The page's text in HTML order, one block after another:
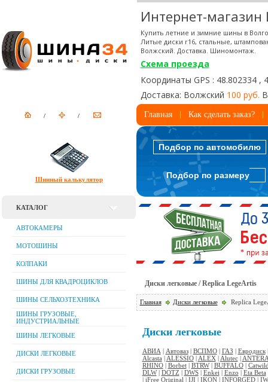
Интернет-
Купить летние и зимние шины в
Литые диски r16, стальные,
Волжский. Доставка. Шиномонтаж.
Схема проезда
Координаты GPS : 48.802334 ,
Доставка: Волжский 100 руб.
Главная Как сделать заказ?
Шинный калькулятор
КАТАЛОГ
АВТОКАМЕРЫ
МОТОШИНЫ
КОЛПАКИ
ШИНЫ ДЛЯ КВАДРОЦИКЛОВ
ШИНЫ СЕЛЬХОЗТЕХНИКА
ШИНЫ ГРУЗОВЫЕ,
ИНДУСТРИАЛЬНЫЕ
ШИНЫ ЛЕГКОВЫЕ
ДИСКИ ЛЕГКОВЫЕ
ДИСКИ ГРУЗОВЫЕ
Подбор по автомобилю
Подбор по размеру
Диски легковые / Replica LegeArtis
Главная Диски легковые Replica
Диски легковые
АВИА | Автоваз| ВСПМО| ГАЗ | Евродиск
Alcasta | ALESSIO| ALEX | Alutec| ANTERA
RHINO| Borbet| BTRW| BUFFALO|
DLW| DOTZ | DWS| Enkei | Enzo | Eta Beta
| iFree Original | IJI | IKON| INFORGED|